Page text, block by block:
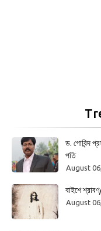
ড. গোবিন্দ
পতি
August
বাইশে
August